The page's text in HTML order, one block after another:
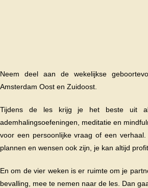
Neem deel aan de wekelijkse
Amsterdam Oost en Zuidoost.
Tijdens de les krijg je het beste uit
ademhalingsoefeningen, meditatie en
voor een persoonlijke vraag of een
plannen en wensen ook zijn, je kan altijd
En om de vier weken is er ruimte om je
bevalling, mee te nemen naar de les. Dan